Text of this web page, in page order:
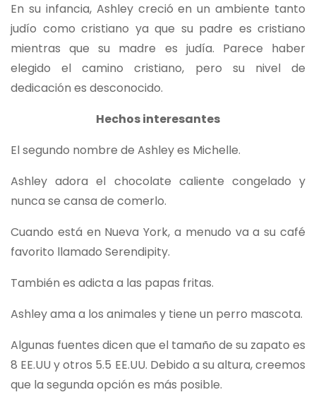
En su infancia, Ashley creció en un ambiente tanto
judío como cristiano ya que su padre es cristiano
mientras que su madre es judía. Parece haber
elegido el camino cristiano, pero su nivel de
dedicación es desconocido.
Hechos interesantes
El segundo nombre de Ashley es Michelle.
Ashley adora el chocolate caliente congelado y
nunca se cansa de comerlo.
Cuando está en Nueva York, a menudo va a su café
favorito llamado Serendipity.
También es adicta a las papas fritas.
Ashley ama a los animales y tiene un perro mascota.
Algunas fuentes dicen que el tamaño de su zapato es
8 EE.UU y otros 5.5 EE.UU. Debido a su altura, creemos
que la segunda opción es más posible.